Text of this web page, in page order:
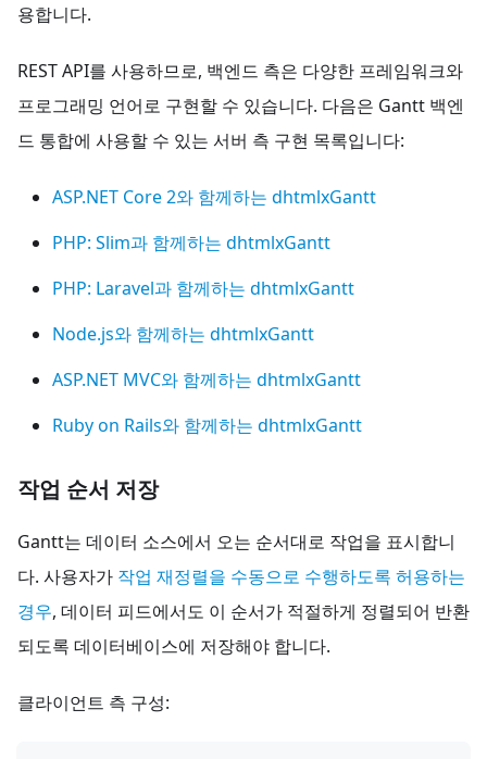
용합니다.
REST API를 사용하므로, 백엔드 측은 다양한 프레임워크와
프로그래밍 언어로 구현할 수 있습니다. 다음은 Gantt 백엔
드 통합에 사용할 수 있는 서버 측 구현 목록입니다:
ASP.NET Core 2와 함께하는 dhtmlxGantt
PHP: Slim과 함께하는 dhtmlxGantt
PHP: Laravel과 함께하는 dhtmlxGantt
Node.js와 함께하는 dhtmlxGantt
ASP.NET MVC와 함께하는 dhtmlxGantt
Ruby on Rails와 함께하는 dhtmlxGantt
작업 순서 저장
Gantt는 데이터 소스에서 오는 순서대로 작업을 표시합니
다. 사용자가 작업 재정렬을 수동으로 수행하도록 허용하는
경우, 데이터 피드에서도 이 순서가 적절하게 정렬되어 반환
되도록 데이터베이스에 저장해야 합니다.
클라이언트 측 구성: